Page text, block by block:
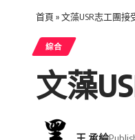
首頁 »文藻USR志工團
綜合
文藻